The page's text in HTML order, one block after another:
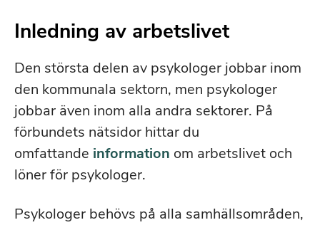
Inledning av arbetslivet
Den största delen av psykologer jobbar inom
den kommunala sektorn, men psykologer
jobbar även inom alla andra sektorer. På
förbundets nätsidor hittar du
omfattande information om arbetslivet och
löner för psykologer.
Psykologer behövs på alla samhällsområden,